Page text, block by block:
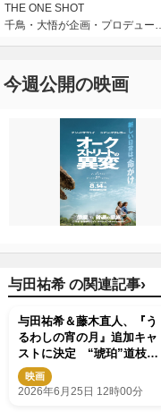
THE ONE SHOT
千鳥・大悟が企画・プロデュー…
今週公開の映画
与田祐希 の関連記事›
与田祐希＆藤木直人、『う
るわしの宵の月』追加キャ
ストに決定 “琥珀”道枝駿
佑と“宵”安斉星来の恋模様
を彩る
映画
2026年6月25日 12時00分